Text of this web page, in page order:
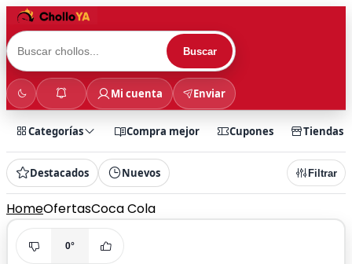
Buscar
Mi cuenta Enviar
Categorías Compra mejor Cupones Tiendas
Destacados Nuevos Filtrar
HomeOfertasCoca Cola
0°